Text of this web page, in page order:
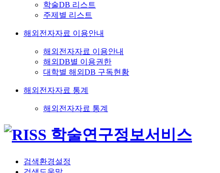
학술DB 리스트
주제별 리스트
해외전자자료 이용안내
해외전자자료 이용안내
해외DB별 이용권한
대학별 해외DB 구독현황
해외전자자료 통계
해외전자자료 통계
검색환경설정